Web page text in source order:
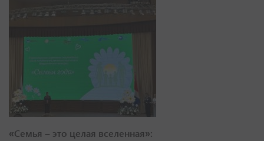
«Семья – это целая вселенная»: